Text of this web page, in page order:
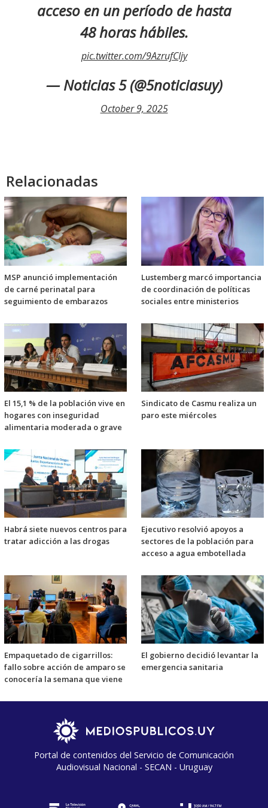
acceso en un período de hasta
48 horas hábiles.
pic.twitter.com/9AzrufCIjy
— Noticias 5 (@5noticiasuy)
October 9, 2025
Relacionadas
MSP anunció implementación
de carné perinatal para
seguimiento de embarazos
Lustemberg marcó importancia
de coordinación de políticas
sociales entre ministerios
El 15,1 % de la población vive en
hogares con inseguridad
alimentaria moderada o grave
Sindicato de Casmu realiza un
paro este miércoles
Habrá siete nuevos centros para
tratar adicción a las drogas
Ejecutivo resolvió apoyos a
sectores de la población para
acceso a agua embotellada
Empaquetado de cigarrillos:
fallo sobre acción de amparo se
conocería la semana que viene
El gobierno decidió levantar la
emergencia sanitaria
Portal de contenidos del Servicio de Comunicación
Audiovisual Nacional - SECAN - Uruguay